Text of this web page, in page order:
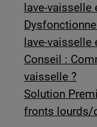
lave-
lave-
Conseil :
vaisselle ?
Solution
fronts lourds/